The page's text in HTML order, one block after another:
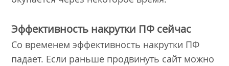
Эффективность накрутки ПФ сейчас
Со временем эффективность накрутки ПФ
падает. Если раньше продвинуть сайт можно